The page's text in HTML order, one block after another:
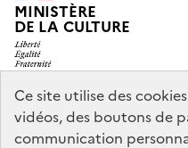
Ce site utilise des
vidéos, des boutons de
communication
MINISTÈRE
DE LA CULTURE
legifrance.gouv.fr